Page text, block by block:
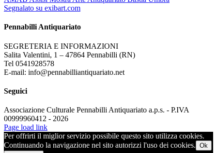
Segnalato su exibart.com
Pennabilli Antiquariato
SEGRETERIA E INFORMAZIONI
Salita Valentini, 1 – 47864 Pennabilli (RN)
Tel 0541928578
E-mail: info@pennabilliantiquariato.net
Seguici
Associazione Culturale Pennabilli Antiquariato a.p.s. - P.IVA
00999960412 - 2026
Page load link
Per offrirti il miglior servizio possibile questo sito utilizza cookies.
Continuando la navigazione nel sito autorizzi l'uso dei cookies. Ok